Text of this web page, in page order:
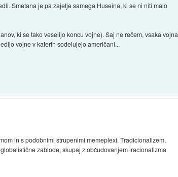
Smetana je pa zajetje samega Huseina, ki se ni niti malo
ki se tako veselijo koncu vojne). Saj ne rečem, vsaka vojna
vojne v katerih sodelujejo američani...
in s podobnimi strupenimi memeplexi. Tradicionalizem,
zablode, skupaj z občudovanjem iracionalizma